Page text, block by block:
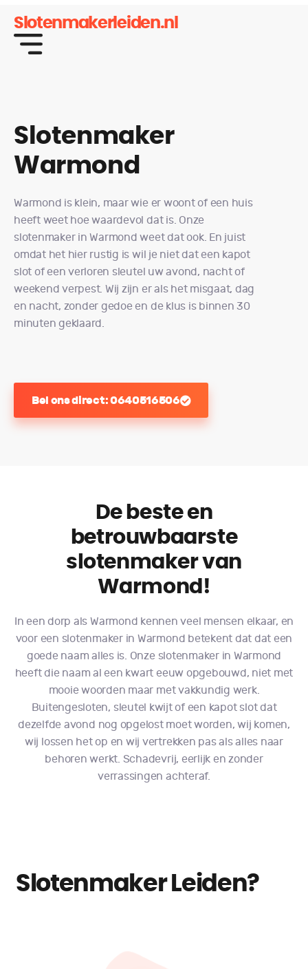
Slotenmakerleiden.nl
Slotenmaker
Warmond
Warmond is klein, maar wie er woont of een huis
heeft weet hoe waardevol dat is. Onze
slotenmaker in Warmond weet dat ook. En juist
omdat het hier rustig is wil je niet dat een kapot
slot of een verloren sleutel uw avond, nacht of
weekend verpest. Wij zijn er als het misgaat, dag
en nacht, zonder gedoe en de klus is binnen 30
minuten geklaard.
Bel ons direct: 0640516506
De beste en
betrouwbaarste
slotenmaker van
Warmond!
In een dorp als Warmond kennen veel mensen elkaar, en
voor een slotenmaker in Warmond betekent dat dat een
goede naam alles is. Onze slotenmaker in Warmond
heeft die naam al een kwart eeuw opgebouwd, niet met
mooie woorden maar met vakkundig werk.
Buitengesloten, sleutel kwijt of een kapot slot dat
dezelfde avond nog opgelost moet worden, wij komen,
wij lossen het op en wij vertrekken pas als alles naar
behoren werkt. Schadevrij, eerlijk en zonder
verrassingen achteraf.
Slotenmaker Leiden?